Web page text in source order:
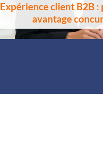
Expérience client B2B :
avantage